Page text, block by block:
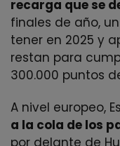
recarga que se
finales de año,
tener en 2025 y
restan para
300.000 puntos
A nivel europeo,
a la cola de los
por delante de